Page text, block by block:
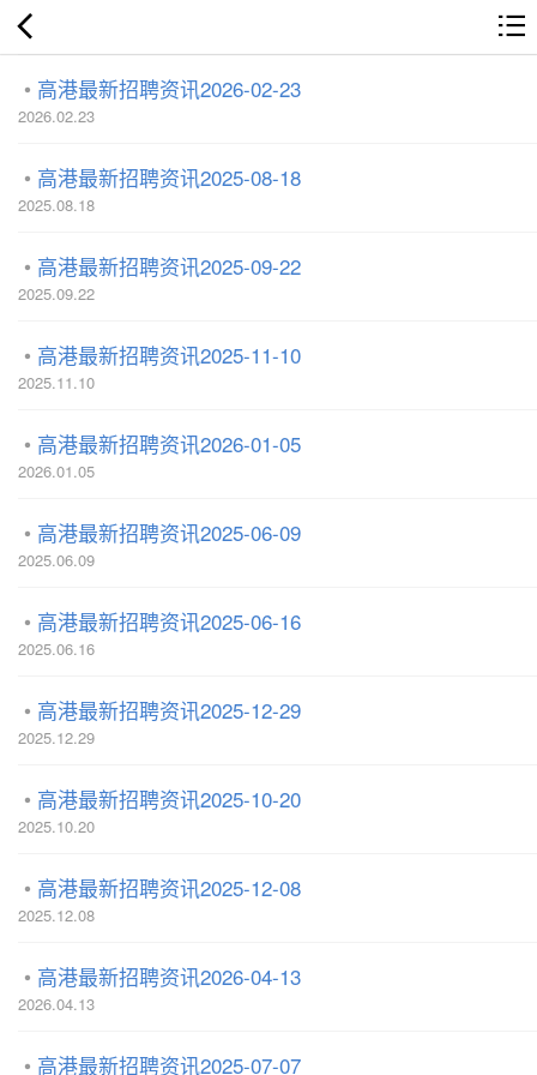
高港最新招聘资讯2026-02-23
2026.02.23
高港最新招聘资讯2025-08-18
2025.08.18
高港最新招聘资讯2025-09-22
2025.09.22
高港最新招聘资讯2025-11-10
2025.11.10
高港最新招聘资讯2026-01-05
2026.01.05
高港最新招聘资讯2025-06-09
2025.06.09
高港最新招聘资讯2025-06-16
2025.06.16
高港最新招聘资讯2025-12-29
2025.12.29
高港最新招聘资讯2025-10-20
2025.10.20
高港最新招聘资讯2025-12-08
2025.12.08
高港最新招聘资讯2026-04-13
2026.04.13
高港最新招聘资讯2025-07-07